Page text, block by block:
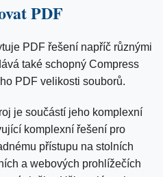
PDF
PDF řešení napříč různými
také schopný Compress
PDF velikosti souborů.
je součástí jeho komplexní
komplexní řešení pro
přístupu na stolních
a webových prohlížečích